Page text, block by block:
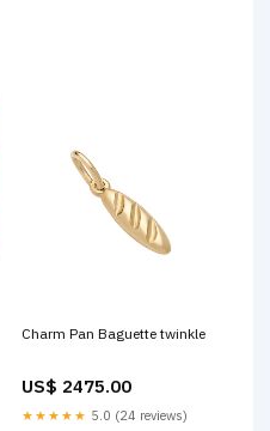
Charm Pan Baguette twinkle
US$ 2475.00
★★★★★ 5.0 (24 reviews)